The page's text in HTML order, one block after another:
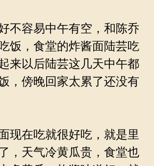
不容易中午有空，和陈乔
饭，食堂的炸酱面陆芸吃
来以后陆芸这几天中午都
，傍晚回家太累了还没有
现在吃就很好吃，就是里
，天气冷黄瓜贵，食堂也